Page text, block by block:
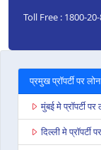
Toll Free : 1800-
प्रमुख प्रॉपर्टी पर
मुंबई मे प्रॉपर्टी पर
दिल्ली मे प्रॉपर्टी